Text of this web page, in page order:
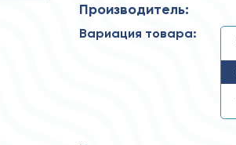
Производитель:
Вариация товара: